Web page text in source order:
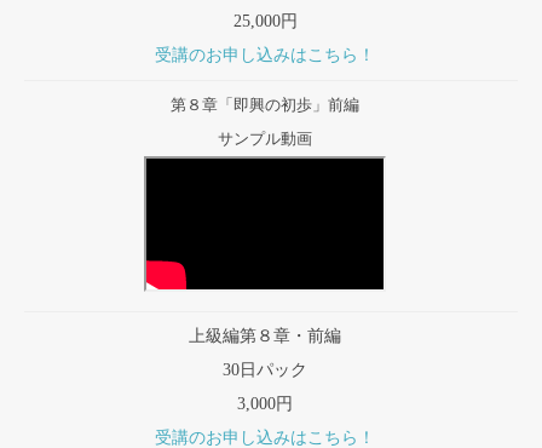
25,000円
受講のお申し込みはこちら！
第８章「即興の初歩」前編
サンプル動画
上級編第８章・前編
30日パック
3,000円
受講のお申し込みはこちら！